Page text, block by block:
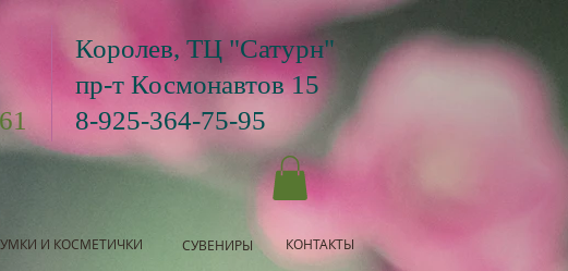
Королев, ТЦ "Сатурн"
пр-т Космонавтов 15
8-925-364-75-95
И КОСМЕТИЧКИ СУВЕНИРЫ КОНТАКТЫ